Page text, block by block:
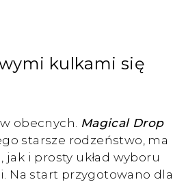
kulkami się
obecnych. Magical Drop
starsze rodzeństwo, ma
jak i prosty układ wyboru
Na start przygotowano dla